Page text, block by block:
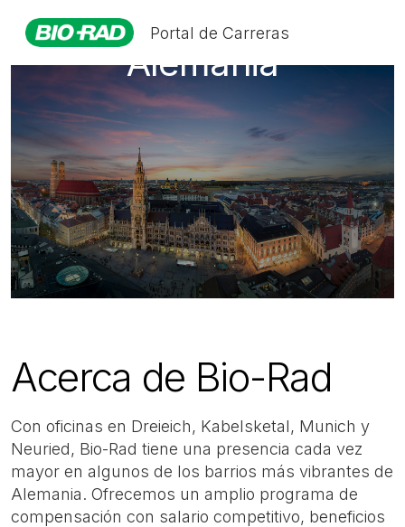
Portal de Carreras
Alemania
Acerca de Bio-Rad
Con oficinas en Dreieich, Kabelsketal, Munich y
Neuried, Bio-Rad tiene una presencia cada vez
mayor en algunos de los barrios más vibrantes de
Alemania. Ofrecemos un amplio programa de
compensación con salario competitivo, beneficios